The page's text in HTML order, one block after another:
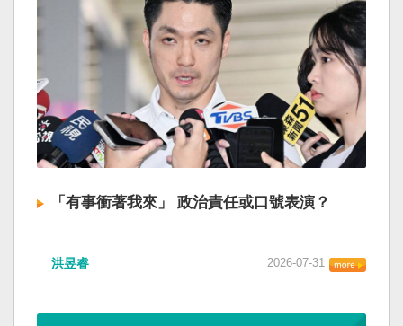
「有事衝著我來」 政治責任或口號表演？
洪昱睿 2026-07-31